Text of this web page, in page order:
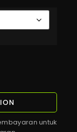
untuk